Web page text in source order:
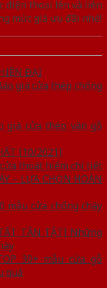
điện thoại lên và liên
mức giá ưu đãi nhé!
ĐẠI
giá cửa thép chống
giá cửa thép vân gỗ
[10/2021]
thoát hiểm chi tiết
– LỰA CHỌN HOÀN
mẫu cửa chống cháy
TẦN TẬT] Những
30+ mẫu cửa gỗ
quả